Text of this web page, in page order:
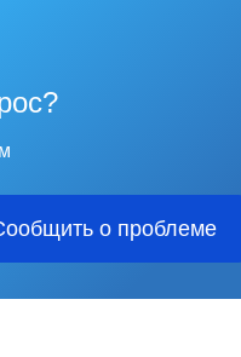
о проблеме